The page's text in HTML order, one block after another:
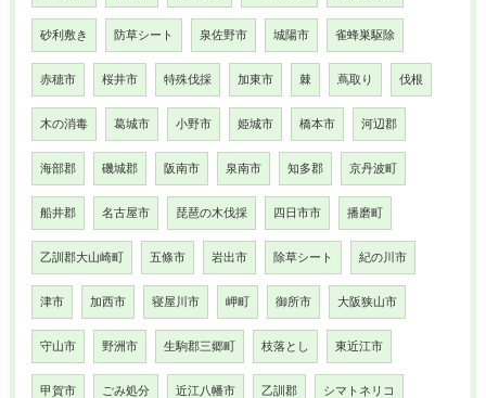
砂利敷き 防草シート 泉佐野市 城陽市 雀蜂巣駆除
赤穂市 桜井市 特殊伐採 加東市 棘 蔦取り 伐根
木の消毒 葛城市 小野市 姫城市 橋本市 河辺郡
海部郡 磯城郡 阪南市 泉南市 知多郡 京丹波町
船井郡 名古屋市 琵琶の木伐採 四日市市 播磨町
乙訓郡大山崎町 五條市 岩出市 除草シート 紀の川市
津市 加西市 寝屋川市 岬町 御所市 大阪狭山市
守山市 野洲市 生駒郡三郷町 枝落とし 東近江市
甲賀市 ごみ処分 近江八幡市 乙訓郡 シマトネリコ